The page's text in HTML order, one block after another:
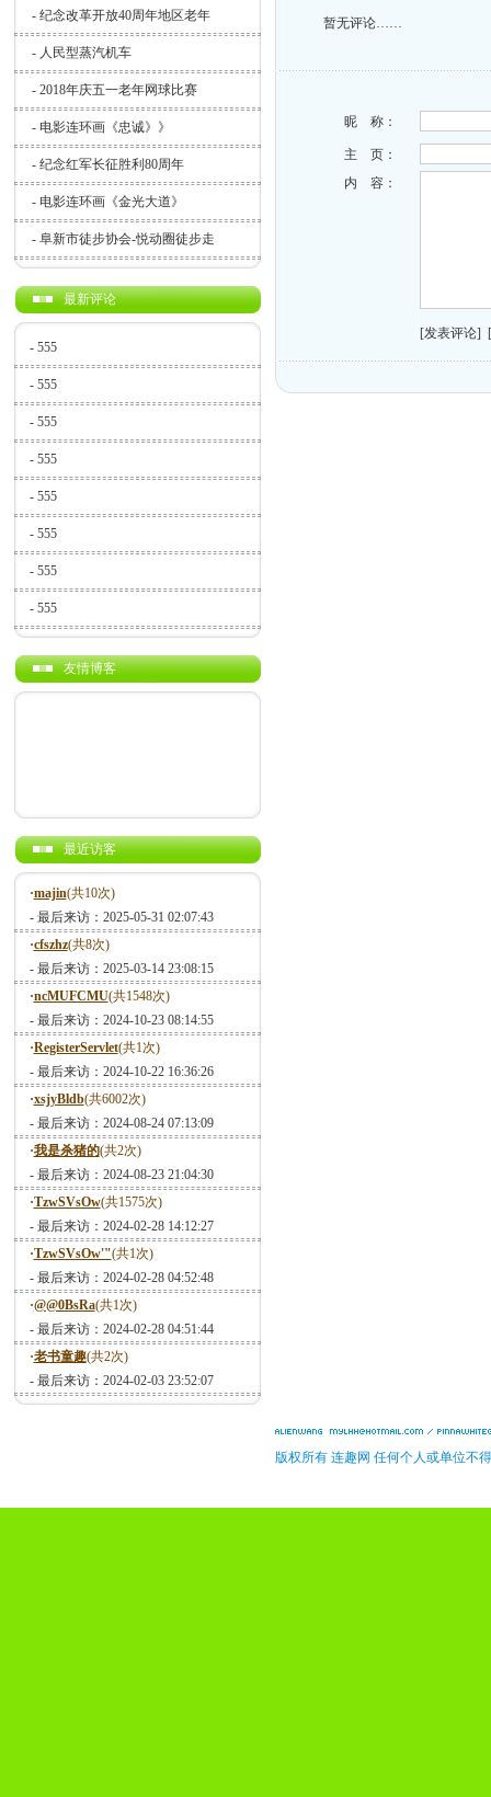
- 纪念改革开放40周年地区老年
- 人民型蒸汽机车
- 2018年庆五一老年网球比赛
- 电影连环画《忠诚》》
- 纪念红军长征胜利80周年
- 电影连环画《金光大道》
- 阜新市徒步协会-悦动圈徒步走
最新评论
- 555
- 555
- 555
- 555
- 555
- 555
- 555
- 555
友情博客
最近访客
·majin(共10次)
- 最后来访：2025-05-31 02:07:43
·cfszhz(共8次)
- 最后来访：2025-03-14 23:08:15
·ncMUFCMU(共1548次)
- 最后来访：2024-10-23 08:14:55
·RegisterServlet(共1次)
- 最后来访：2024-10-22 16:36:26
·xsjyBldb(共6002次)
- 最后来访：2024-08-24 07:13:09
·我是杀猪的(共2次)
- 最后来访：2024-08-23 21:04:30
·TzwSVsOw(共1575次)
- 最后来访：2024-02-28 14:12:27
·TzwSVsOw'"(共1次)
- 最后来访：2024-02-28 04:52:48
·@@0BsRa(共1次)
- 最后来访：2024-02-28 04:51:44
·老书童趣(共2次)
- 最后来访：2024-02-03 23:52:07
暂无评论……
昵 称：
主 页：
内 容：
[发表评论]
版权所有 连趣网 任何个人或单位不